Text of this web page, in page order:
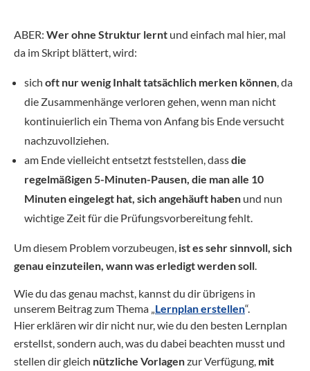
ABER: Wer ohne Struktur lernt und einfach mal hier, mal
da im Skript blättert, wird:
sich oft nur wenig Inhalt tatsächlich merken können, da
die Zusammenhänge verloren gehen, wenn man nicht
kontinuierlich ein Thema von Anfang bis Ende versucht
nachzuvollziehen.
am Ende vielleicht entsetzt feststellen, dassdie
regelmäßigen 5-Minuten-Pausen, die man alle 10
Minuten eingelegt hat, sich angehäuft haben und nun
wichtige Zeit für die Prüfungsvorbereitung fehlt.
Um diesem Problem vorzubeugen, ist es sehr sinnvoll, sich
genau einzuteilen, wann was erledigt werden soll.
Wie du das genau machst, kannst du dir übrigens in
unserem Beitrag zum Thema „Lernplan erstellen“.
Hier erklären wir dir nicht nur, wie du den besten Lernplan
erstellst, sondern auch, was du dabei beachten musst und
stellen dir gleich nützliche Vorlagenzur Verfügung, mit